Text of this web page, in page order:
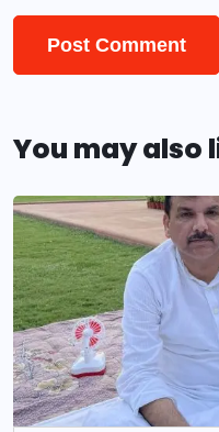
You may also